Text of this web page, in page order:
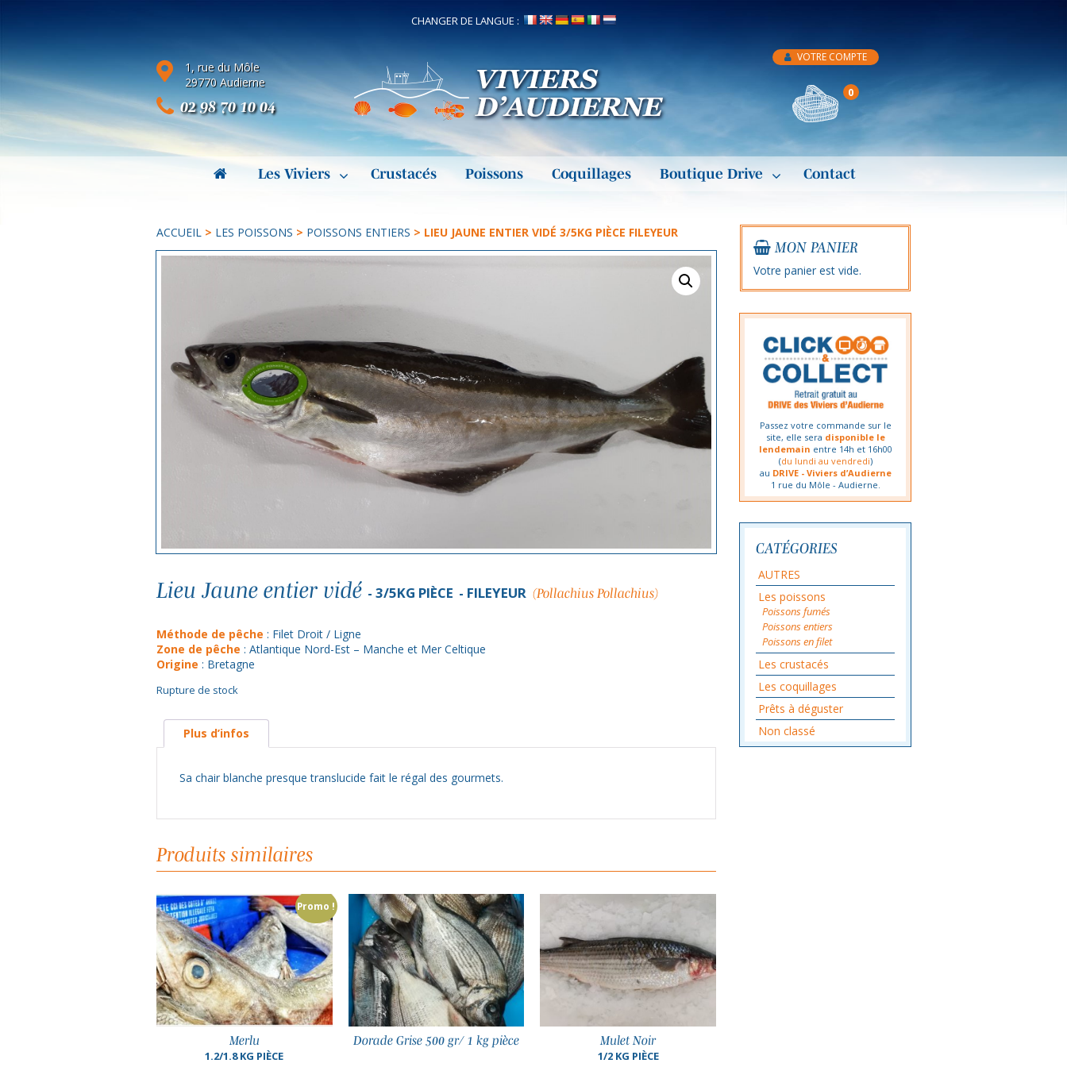
CHANGER DE LANGUE :
1, rue du Môle
29770 Audierne
02 98 70 10 04
VOTRE COMPTE
0
Les Viviers Crustacés Poissons Coquillages Boutique Drive Contact
ACCUEIL > LES POISSONS > POISSONS ENTIERS > LIEU JAUNE ENTIER VIDÉ 3/5KG PIÈCE FILEYEUR
Lieu Jaune entier vidé 3/5KG PIÈCE FILEYEUR (Pollachius Pollachius)
Méthode de pêche : Filet Droit / Ligne
Zone de pêche : Atlantique Nord-Est – Manche et Mer Celtique
Origine : Bretagne
Rupture de stock
Plus d’infos
Sa chair blanche presque translucide fait le régal des gourmets.
Produits similaires
Dorade Grise 500 gr/ 1 kg pièce
Mulet Noir
Encornet 100/300g
COLIS DE 1 KG
MON PANIER
Votre panier est vide.
Passez votre commande sur le
site, elle sera disponible le
lendemain entre 14h et 16h00
(du lundi au vendredi)
au DRIVE - Viviers d’Audierne
1 rue du Môle - Audierne.
CATÉGORIES
AUTRES
Les poissons
Poissons fumés
Poissons entiers
Poissons en filet
Les crustacés
Les coquillages
Prêts à déguster
Non classé